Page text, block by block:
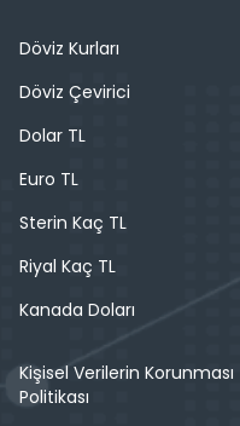
Döviz Kurları
Döviz Çevirici
Dolar TL
Euro TL
Sterin Kaç TL
Riyal Kaç TL
Kanada Doları
Kişisel Verilerin Korunması
Politikası